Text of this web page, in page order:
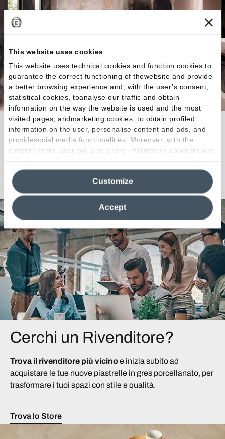
This website uses cookies
This website uses technical cookies and function cookies to
guarantee the correct functioning of thewebsite and provide
a better browsing experience and, with the user’s consent,
statistical cookies, toanalyse our traffic and obtain
information on the way the website is used and the most
visited pages, andmarketing cookies, to obtain profiled
information on the user, personalise content and ads, and
providesocial media functionalities. Moreover, with the
consent of the user, we also share information about theway
users use our site with our web, advertising and social
media analytics partners, who may combine itwith other
information in their possession. By closing this banner,
clicking on "Reject", it will be possible tocontinue browsing
the site after installing only technical cookies. For more
information see the
Cookie Policy
Accept
Customize
Il nuovo capitolo della linea dedicata ai marmi più
ricercati del mondo.
Scopri la Collezione
Cerchi un Rivenditore?
Trova il rivenditore più vicinoe inizia subito ad
acquistare le tue nuove piastrelle in gres porcellanato, per
trasformare i tuoi spazi con stile e qualità.
Trova lo Store